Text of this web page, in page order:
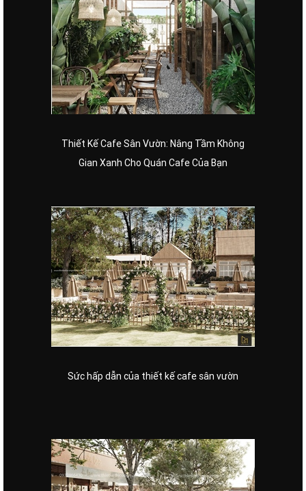
Thiết Kế Cafe Sân Vườn: Nâng Tầm Không
Gian Xanh Cho Quán Cafe Của Bạn
Sức hấp dẫn của thiết kế cafe sân vườn